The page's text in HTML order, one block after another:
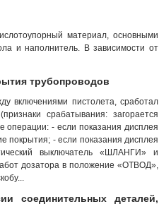
материал, основными
и наполнитель. В зависимости от
трубопроводов
включениями пистолета, сработал
срабатывания: загорается
- если показания дисплея
- если показания дисплея
выключатель «ШЛАНГИ» и
дозатора в положение «ОТВОД»,
соединительных деталей,